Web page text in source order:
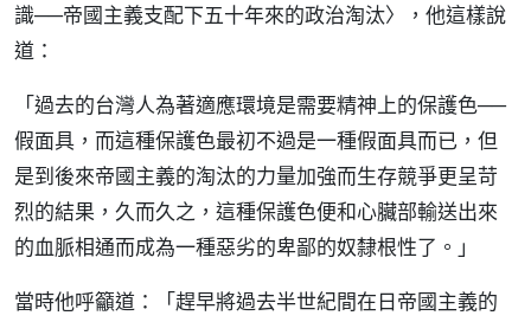
識──帝國主義支配下五十年來的政治淘汰〉，他這樣說
道：
「過去的台灣人為著適應環境是需要精神上的保護色──
假面具，而這種保護色最初不過是一種假面具而已，但
是到後來帝國主義的淘汰的力量加強而生存競爭更呈苛
烈的結果，久而久之，這種保護色便和心臟部輸送出來
的血脈相通而成為一種惡劣的卑鄙的奴隸根性了。」
當時他呼籲道：「趕早將過去半世紀間在日帝國主義的